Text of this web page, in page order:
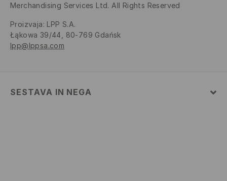
Merchandising Services Ltd. All Rights Reserved
Proizvaja: LPP S.A.
Łąkowa 39/44, 80-769 Gdańsk
lpp@lppsa.com
SESTAVA IN NEGA